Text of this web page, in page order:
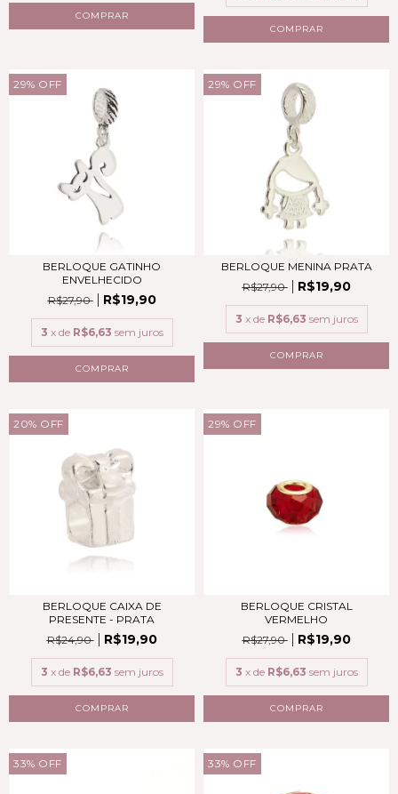
COMPRAR
COMPRAR
29% OFF
BERLOQUE GATINHO
ENVELHECIDO
R$27,90
R$19,90
3 x de R$6,63 sem juros
COMPRAR
29% OFF
BERLOQUE MENINA PRATA
R$27,90
R$19,90
3 x de R$6,63 sem juros
COMPRAR
20% OFF
BERLOQUE CAIXA DE
PRESENTE - PRATA
R$24,90
R$19,90
3 x de R$6,63 sem juros
COMPRAR
29% OFF
BERLOQUE CRISTAL
VERMELHO
R$27,90
R$19,90
3 x de R$6,63 sem juros
COMPRAR
33% OFF 33% OFF